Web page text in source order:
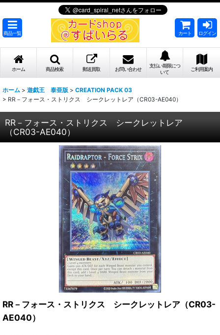
商品一覧 カート ログイン
ホーム 商品検索 郵送買取 お問い合わせ
支払い期限につ
いて
ご利用案内
ホーム > 遊戯王 泰亜版 > CREATION PACK 03
> RR－フォース・ストリクス シークレットレア（CR03-AE040）
RR－フォース・ストリクス シークレットレア
（CR03-AE040）
RR－フォース・ストリクス シークレットレア（CR03-
AE040）